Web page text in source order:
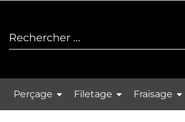
Perçage Filetage Fraisage